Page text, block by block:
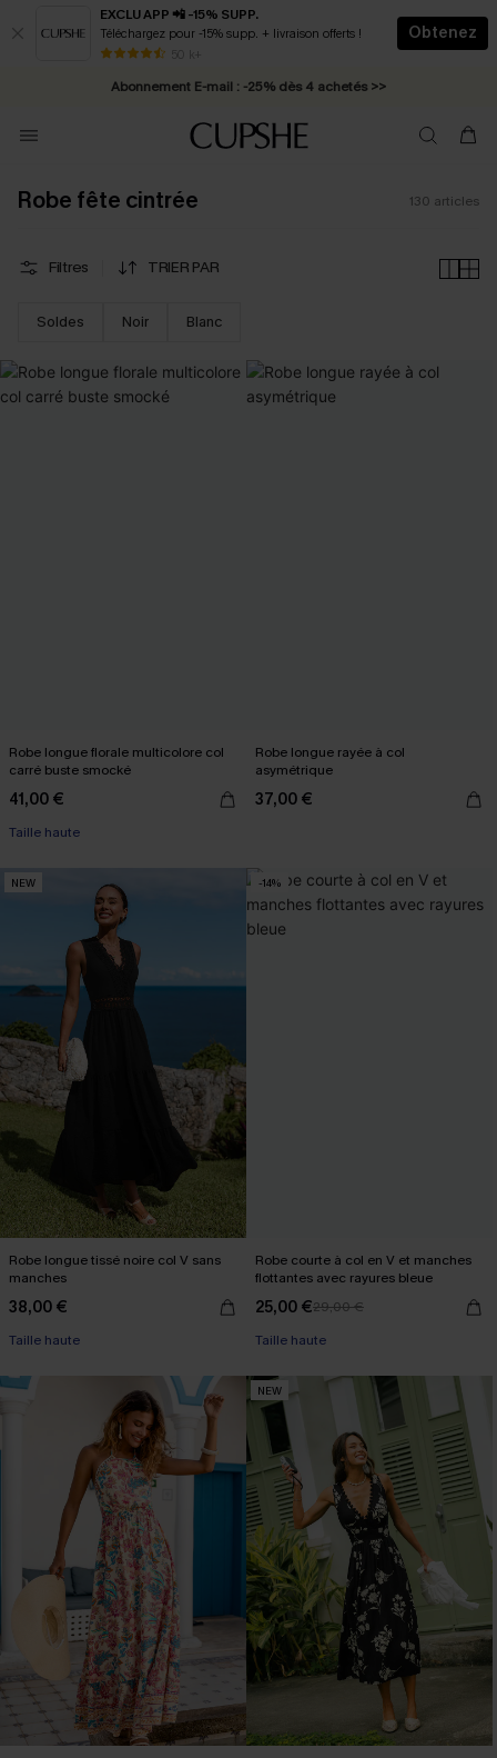
EXCLU APP 📲 -15% SUPP.
Téléchargez pour -15% supp. + livraison offerts !
50 k+
Obtenez
* Livraison éclair 2-3 jours ouvrés >>
Abonnement E-mail : -25% dès 4 achetés >>
Robe fête cintrée 130 articles
Filtres TRIER PAR
Soldes Noir Blanc
Robe longue florale multicolore col
carré buste smocké
41,00 €
Taille haute
Robe longue rayée à col
asymétrique
37,00 €
NEW
Robe longue tissé noire col V sans
manches
38,00 €
Taille haute
-14%
Robe courte à col en V et manches
flottantes avec rayures bleue
25,00 €29,00 €
Taille haute
NEW